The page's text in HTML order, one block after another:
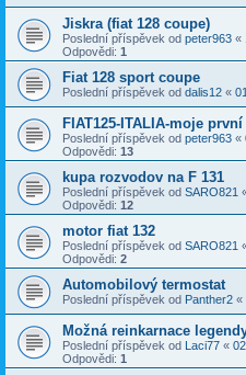
Jiskra (fiat 128 coupe)
Poslední příspěvek od peter963 «
Odpovědi: 1
Fiat 128 sport coupe
Poslední příspěvek od dalis12 «
FIAT125-ITALIA-moje
Poslední příspěvek od peter963 «
Odpovědi: 13
kupa rozvodov na F 131
Poslední příspěvek od SARO821
Odpovědi: 12
motor fiat 132
Poslední příspěvek od SARO821
Odpovědi: 2
Automobilový termostat
Poslední příspěvek od Panther2 «
Možná reinkarnace
Poslední příspěvek od Laci77 «
Odpovědi: 1